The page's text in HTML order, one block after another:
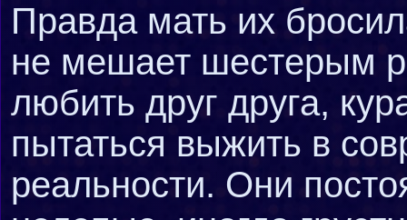
Правда мать их
не мешает шестерым
любить друг друга,
пытаться выжить в
реальности. Они